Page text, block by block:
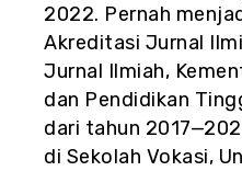
2022. Pernah
Akreditasi Jurnal
Jurnal Ilmiah,
dan Pendidikan
dari tahun
di Sekolah Vokasi,